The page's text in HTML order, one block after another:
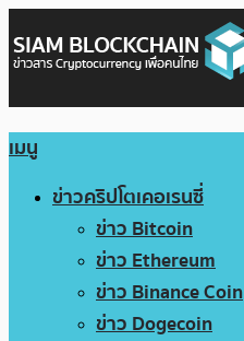
เมนู
ข่าวคริปโตเคอเรนซี่
ข่าว Bitcoin
ข่าว Ethereum
ข่าว Binance Coin
ข่าว Dogecoin